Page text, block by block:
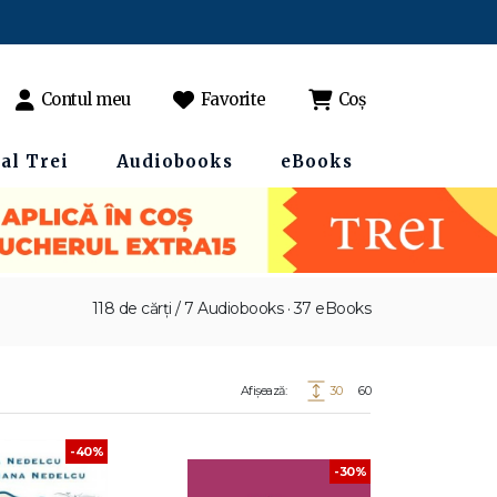
Contul meu Favorite Coș
Trei Audiobooks eBooks
118 de cărți / 7 Audiobooks · 37 eBooks
Afișează: 30 60
-40%
-30%